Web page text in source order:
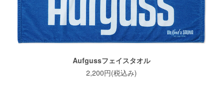
Aufgussフェイスタオル
2,200円(税込み)